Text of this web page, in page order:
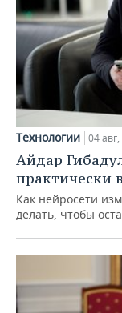
Технологии 04
Айдар
практически
Как нейросети
делать, чтобы